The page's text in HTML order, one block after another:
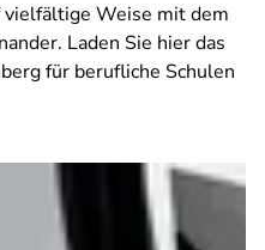
vielfältige Weise mit dem
Laden Sie hier das
für berufliche Schulen